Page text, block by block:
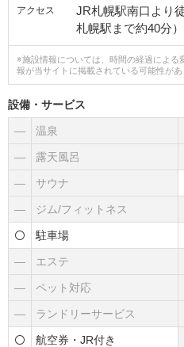
アクセス
JR札幌駅南口より
札幌駅まで約40分）
※施設情報については、時間の経過による
報が当サイトに掲載されている可能性があ
設備・サービス
― 温泉
― 露天風呂
― サウナ
― ジム/フィットネス
駐車場
― エステ
― ペット対応
― ランドリーサービス
航空券・JR付き